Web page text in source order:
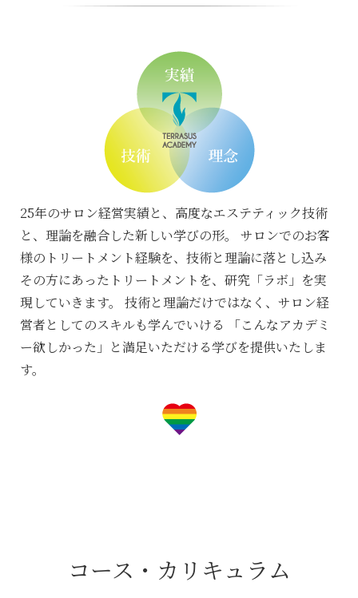
25年のサロン経営実績と、高度なエステティック技術
と、理論を融合した新しい学びの形。
サロンでのお客
様のトリートメント経験を、技術と理論に落とし込み
その方にあったトリートメントを、研究「ラボ」を実
現していきます。
技術と理論だけではなく、サロン経
営者としてのスキルも学んでいける
「こんなアカデミ
ー欲しかった」と満足いただける学びを提供いたしま
す。
コース・カリキュラム